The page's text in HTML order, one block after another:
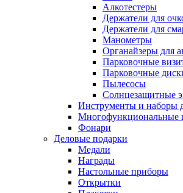
Алкотестеры
Держатели для
Держатели для
Манометры
Органайзеры для
Парковочные
Парковочные
Пылесосы
Солнцезащитные
Инструменты и наборы
Многофункциональные
Фонари
Деловые подарки
Медали
Награды
Настольные приборы
Открытки